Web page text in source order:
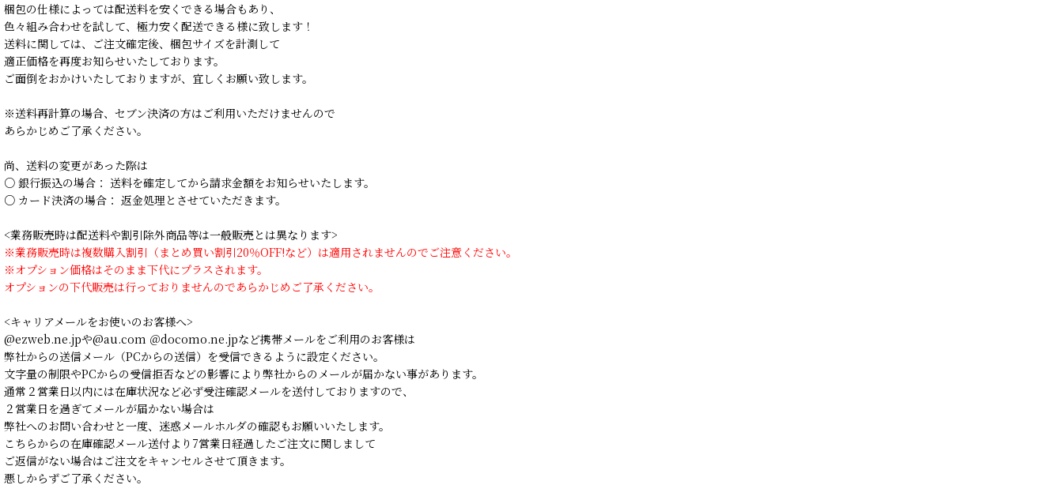
梱包の仕様によっては配送料を安くできる場合もあり、
色々組み合わせを試して、極力安く配送できる様に致します！
送料に関しては、ご注文確定後、梱包サイズを計測して
適正価格を再度お知らせいたしております。
ご面倒をおかけいたしておりますが、宜しくお願い致します。
※送料再計算の場合、セブン決済の方はご利用いただけませんので
あらかじめご了承ください。
尚、送料の変更があった際は
○ 銀行振込の場合： 送料を確定してから請求金額をお知らせいたします。
○ カード決済の場合： 返金処理とさせていただきます。
<業務販売時は配送料や割引除外商品等は一般販売とは異なります>
※業務販売時は複数購入割引（まとめ買い割引20％OFF!など）は適用されませんのでご注意ください。
※オプション価格はそのまま下代にプラスされます。
オプションの下代販売は行っておりませんのであらかじめご了承ください。
<キャリアメールをお使いのお客様へ>
@ezweb.ne.jpや@au.com ＠docomo.ne.jpなど携帯メールをご利用のお客様は
弊社からの送信メール（PCからの送信）を受信できるように設定ください。
文字量の制限やPCからの受信拒否などの影響により弊社からのメールが届かない事があります。
通常２営業日以内には在庫状況など必ず受注確認メールを送付しておりますので、
２営業日を過ぎてメールが届かない場合は
弊社へのお問い合わせと一度、迷惑メールホルダの確認もお願いいたします。
こちらからの在庫確認メール送付より7営業日経過したご注文に関しまして
ご返信がない場合はご注文をキャンセルさせて頂きます。
悪しからずご了承ください。